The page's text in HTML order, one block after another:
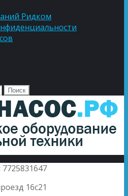
Ридком
16с21